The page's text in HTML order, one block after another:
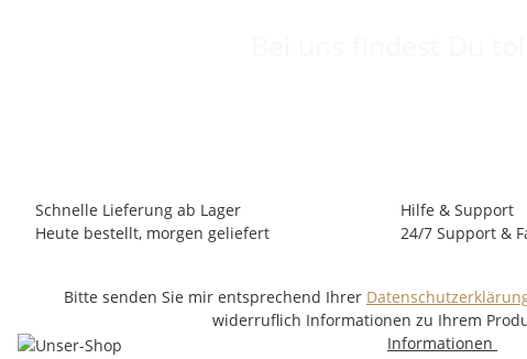
Schnelle Lieferung ab Lager
Heute bestellt, morgen geliefert
Hilfe & Support
24/7 Support &
Bitte senden Sie mir entsprechend Ihrer
widerruflich Informationen zu Ihrem
Informationen